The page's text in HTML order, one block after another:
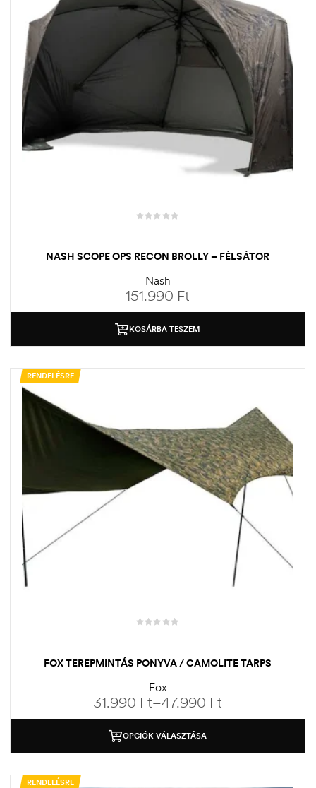
NASH SCOPE OPS RECON BROLLY – FÉLSÁTOR
Nash
151.990 Ft
KOSÁRBA TESZEM
RENDELÉSRE
FOX TEREPMINTÁS PONYVA / CAMOLITE TARPS
Fox
31.990 Ft–47.990 Ft
OPCIÓK VÁLASZTÁSA
RENDELÉSRE